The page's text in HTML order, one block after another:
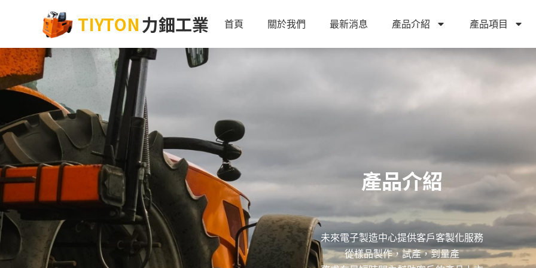
TIYTON力鈿工業 首頁 關於我們 最新消息 產品介紹 產品項目
產品介紹
未來電子製造中心提供客戶客製化服務
從樣品製作，試產，到量產